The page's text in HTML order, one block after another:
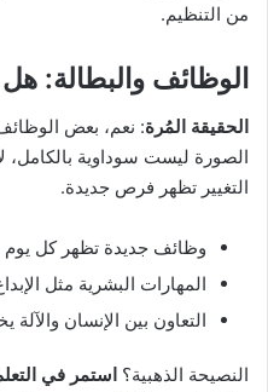
من التنظيم.
الوظائف والبطالة:
الحقيقة المُرة: نعم، بعض
الصورة ليست سوداوية
التغيير تظهر فرص جديدة.
وظائف جديدة تظهر كل يوم
المهارات البشرية مثل
التعاون بين الإنسان
النصيحة الذهبية؟ استمر في